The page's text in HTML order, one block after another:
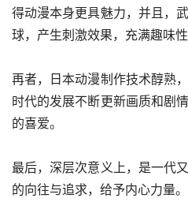
得动漫本身更具魅力，并且，
球，产生刺激效果，充满趣味性
再者，日本动漫制作技术醇熟
时代的发展不断更新画质和剧
的喜爱。
最后，深层次意义上，是一代
的向往与追求，给予内心力量。